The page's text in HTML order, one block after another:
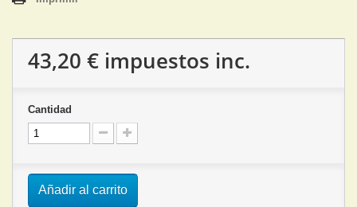
43,20 € impuestos inc.
Cantidad
Añadir al carrito